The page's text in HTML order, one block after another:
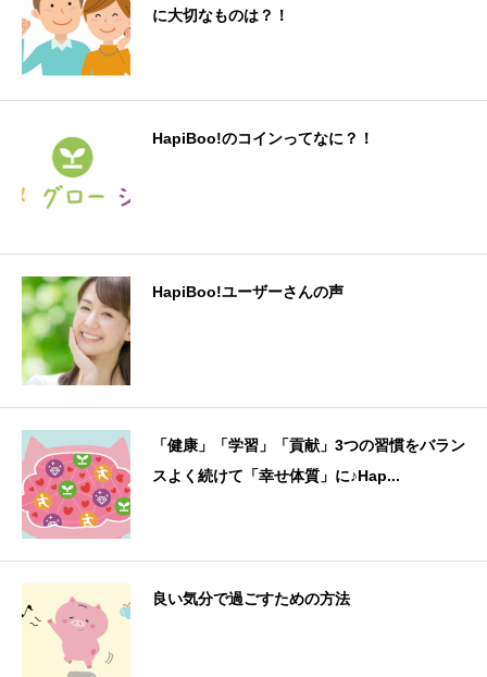
に大切なものは？！
HapiBoo!のコインってなに？！
HapiBoo!ユーザーさんの声
「健康」「学習」「貢献」3つの習慣をバラン
スよく続けて「幸せ体質」に♪Hap...
良い気分で過ごすための方法